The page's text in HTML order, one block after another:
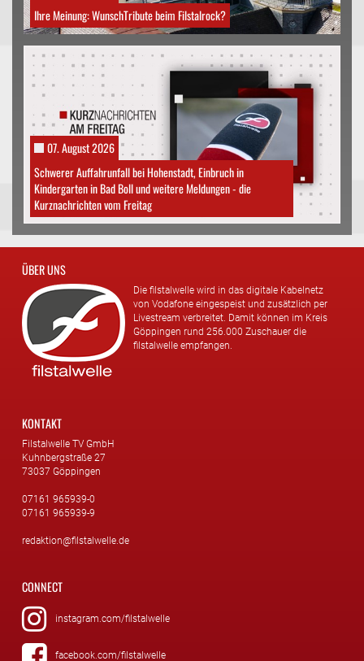
Ihre Meinung: WunschTribute beim Filstalrock?
07. August 2026
Schwerer Auffahrunfall bei Hohenstadt, Einbruch in
Kindergarten in Bad Boll und weitere Meldungen - die
Kurznachrichten vom Freitag
ÜBER UNS
Die filstalwelle wird in das digitale Kabelnetz
von Vodafone eingespeist und zusätzlich per
Livestream verbreitet. Damit können im Kreis
Göppingen rund 256.000 Zuschauer die
filstalwelle empfangen.
KONTAKT
Filstalwelle TV GmbH
Kuhnbergstraße 27
73037 Göppingen
07161 965939-0
07161 965939-9
redaktion@filstalwelle.de
CONNECT
instagram.com/filstalwelle
facebook.com/filstalwelle